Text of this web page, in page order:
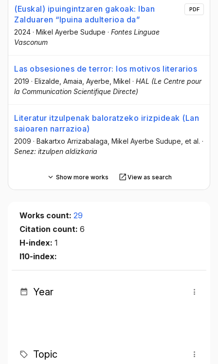
(Euskal) ipuingintzaren gakoak: Iban
Zalduaren “Ipuina adulterioa da”
2024 · Mikel Ayerbe Sudupe · Fontes Linguae
Vasconum
PDF
Las obsesiones de terror: los motivos literarios
2019 · Elizalde, Amaia , Ayerbe, Mikel · HAL (Le Centre pour
la Communication Scientifique Directe)
Literatur itzulpenak baloratzeko irizpideak (Lan
saioaren narrazioa)
2009 · Bakartxo Arrizabalaga , Mikel Ayerbe Sudupe , et al. ·
Senez: itzulpen aldizkaria
Show more works View as search
Works count: 29
Citation count: 6
H-index: 1
I10-index:
Year
Topic